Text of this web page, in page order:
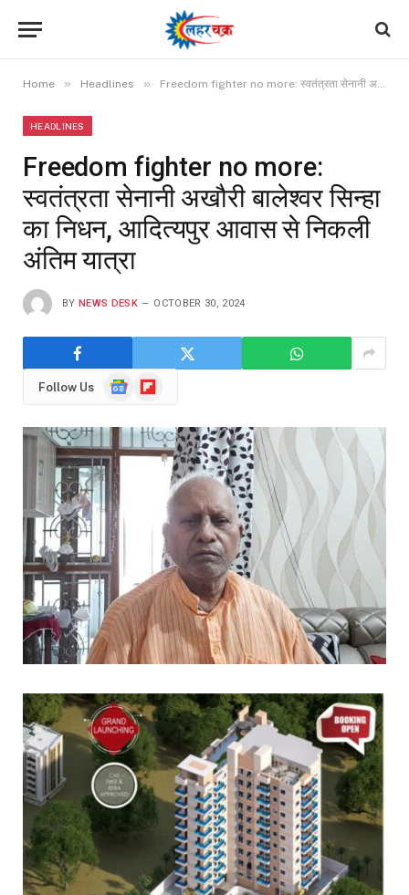
Home » Headlines » Freedom fighter no more: स्वतंत्रता सेनानी अखौरी बालेश्वर सिन्हा का निधन, आदित्यपुर आवास से निकली अंतिम यात्रा
HEADLINES
Freedom fighter no more:
स्वतंत्रता सेनानी अखौरी बालेश्वर सिन्हा
का निधन, आदित्यपुर आवास से निकली
अंतिम यात्रा
BY NEWS DESK OCTOBER 30, 2024
Follow Us
GoogleFlipboard